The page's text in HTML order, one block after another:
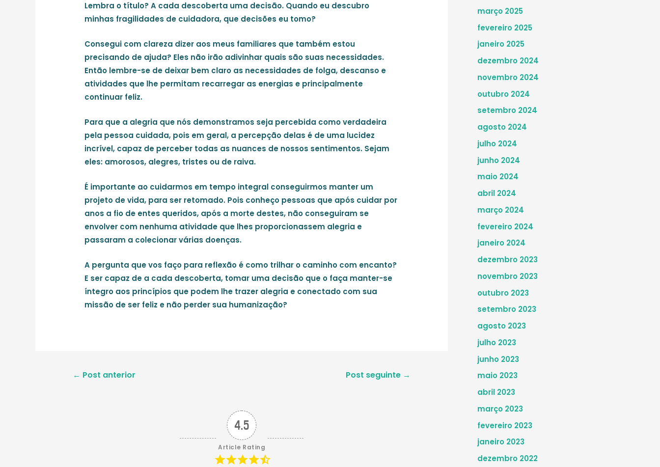
Lembra o título? A cada descoberta uma decisão. Quando eu descubro
minhas fragilidades de cuidadora, que decisões eu tomo?
Consegui com clareza dizer aos meus familiares que também estou
precisando de ajuda? Eles não irão adivinhar quais são suas necessidades.
Então lembre-se de deixar bem claro as necessidades de folga, descanso e
atividades que lhe permitam recarregar as energias e principalmente
continuar feliz.
Para que a alegria que nós demonstramos seja percebida como verdadeira
pela pessoa cuidada, pois em geral, a percepção delas é de uma lucidez
incrível, capaz de perceber todas as nuances de nossos sentimentos. Sejam
eles: amorosos, alegres, tristes ou de raiva.
É importante ao cuidarmos em tempo integral conseguirmos manter um
projeto de vida, para ser retomado. Pois conheço pessoas que após cuidar por
anos a fio de entes queridos, após a morte destes, não conseguiram se
envolver com nenhuma atividade que lhes proporcionassem alegria e
passaram a colecionar várias doenças.
A pergunta que vos faço para reflexão é como trilhar o caminho com encanto?
E ser capaz de a cada descoberta, tomar uma decisão que o faça manter-se
íntegro aos princípios que podem lhe trazer alegria e conectado com sua
missão de ser feliz e não perder sua humanização?
Navegação
← Post anterior Post seguinte →
4.5
Article Rating
março 2025
fevereiro 2025
janeiro 2025
dezembro 2024
novembro 2024
outubro 2024
setembro 2024
agosto 2024
julho 2024
junho 2024
maio 2024
abril 2024
março 2024
fevereiro 2024
janeiro 2024
dezembro 2023
novembro 2023
outubro 2023
setembro 2023
agosto 2023
julho 2023
junho 2023
maio 2023
abril 2023
março 2023
fevereiro 2023
janeiro 2023
dezembro 2022